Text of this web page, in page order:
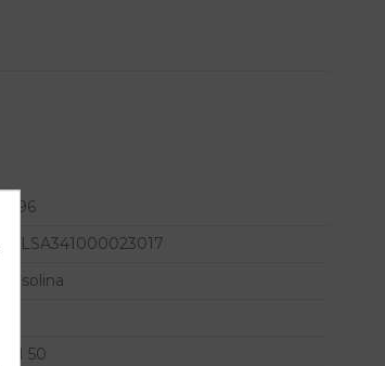
1996
VTLSA341000023017
Gasolina
YN 50